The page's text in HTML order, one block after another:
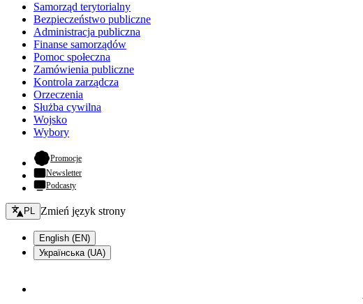
Samorząd terytorialny
Bezpieczeństwo publiczne
Administracja publiczna
Finanse samorządów
Pomoc społeczna
Zamówienia publiczne
Kontrola zarządcza
Orzeczenia
Służba cywilna
Wojsko
Wybory
Promocje- otwiera się w nowej karcie
Newsletter
Podcasty
Zmień język - bieżący:
PL Zmień język strony
English (EN)
Українська (UA)